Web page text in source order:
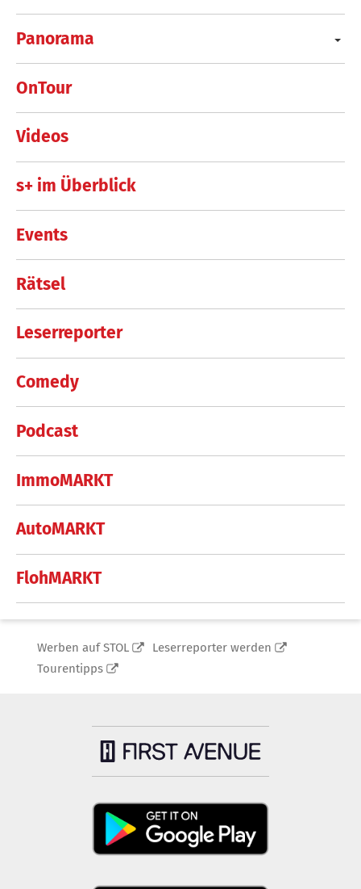
Panorama
OnTour
Videos
s+ im Überblick
Events
Rätsel
Leserreporter
Comedy
Podcast
ImmoMARKT
AutoMARKT
FlohMARKT
Werben auf STOL
Leserreporter werden
Tourentipps